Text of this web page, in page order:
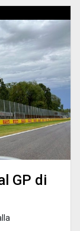
GP di